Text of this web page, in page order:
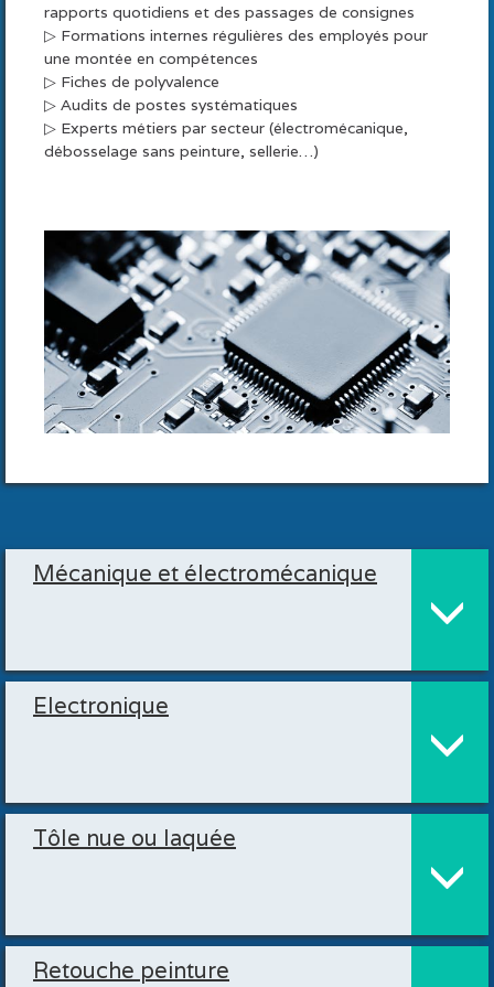
rapports quotidiens et des passages de consignes
▷ Formations internes régulières des employés pour
une montée en compétences
▷ Fiches de polyvalence
▷ Audits de postes systématiques
▷ Experts métiers par secteur (électromécanique,
débosselage sans peinture, sellerie…)
Mécanique et électromécanique
Electronique
Tôle nue ou laquée
Retouche peinture